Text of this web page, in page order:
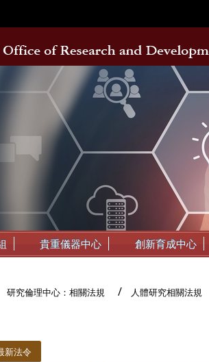
貴重儀器中心 創新育成中心
研究倫理中心：相關法規 人體研究相關法規
新法令